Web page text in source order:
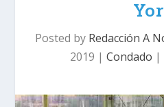
Posted by Redacción A
2019 | Condado |